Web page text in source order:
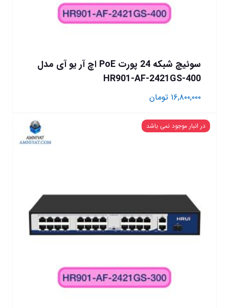
سوئیچ شبکه 24 پورت PoE اچ آر یو آی مدل
HR901-AF-2421GS-400
۱۶,۸۰۰,۰۰۰ تومان
در انبار موجود نمی باشد